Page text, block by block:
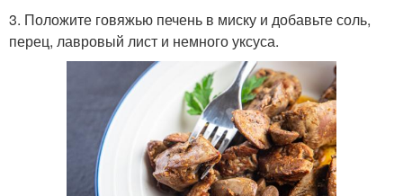
3. Положите говяжью печень в миску и добавьте соль,
перец, лавровый лист и немного уксуса.